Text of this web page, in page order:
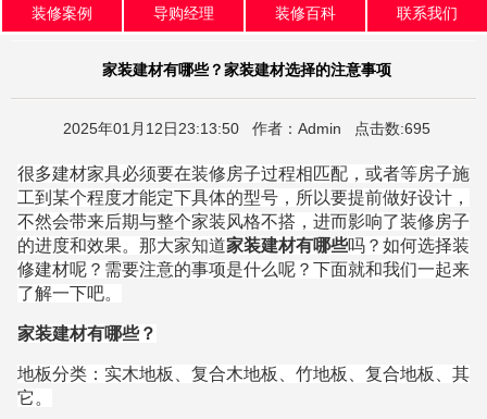
装修案例 导购经理 装修百科 联系我们
家装建材有哪些？家装建材选择的注意事项
2025年01月12日23:13:50 作者：Admin 点击数:695
很多建材家具必须要在装修房子过程相匹配，或者等房子施
工到某个程度才能定下具体的型号，所以要提前做好设计，
不然会带来后期与整个家装风格不搭，进而影响了装修房子
的进度和效果。那大家知道家装建材有哪些吗？如何选择装
修建材呢？需要注意的事项是什么呢？下面就和我们一起来
了解一下吧。
家装建材有哪些？
地板分类：实木地板、复合木地板、竹地板、复合地板、其
它。